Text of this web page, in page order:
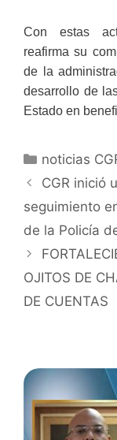
Con estas
reafirma su
de la
desarrollo de
Estado en
noticias
CGR inició
seguimiento
de la Policía
OJITOS DE
DE CUENTAS